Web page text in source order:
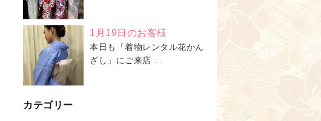
1月19日のお客様
本日も「着物レンタル花かん
ざし」にご来店 …
カテゴリー